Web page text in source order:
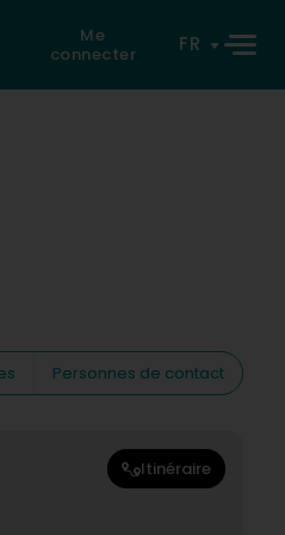
Me
connecter
FR
Personnes de contact
Itinéraire